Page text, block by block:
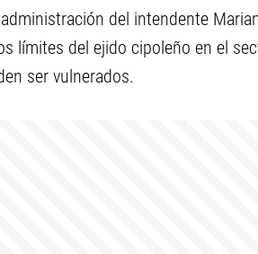
del intendente
límites del ejido cipoleño en el
ser vulnerados.